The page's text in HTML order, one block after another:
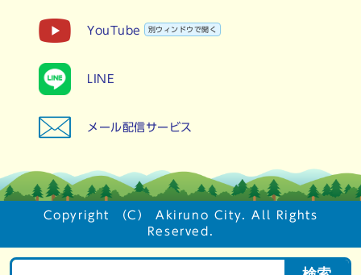
YouTube 別ウィンドウで開く
LINE
メール配信サービス
Copyright （C） Akiruno City. All Rights
Reserved.